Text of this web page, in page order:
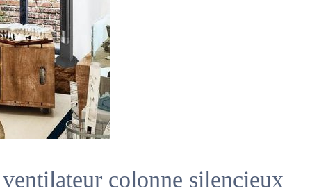
colonne silencieux